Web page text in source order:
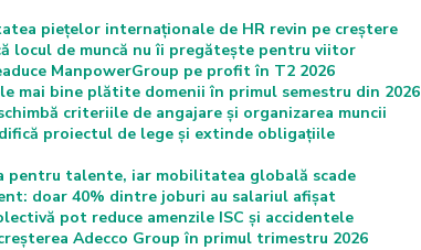
piețelor internaționale de HR revin pe creștere
locul de muncă nu îi pregătește pentru viitor
ManpowerGroup pe profit în T2 2026
mai bine plătite domenii în primul semestru din 2026
criteriile de angajare și organizarea muncii
proiectul de lege și extinde obligațiile
pentru talente, iar mobilitatea globală scade
doar 40% dintre joburi au salariul afișat
pot reduce amenzile ISC și accidentele
Adecco Group în primul trimestru 2026